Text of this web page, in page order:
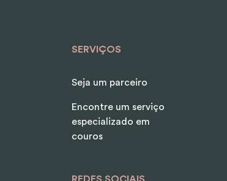
SERVIÇOS
Seja um parceiro
Encontre um serviço
especializado em
couros